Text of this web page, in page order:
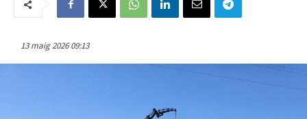
13 maig 2026 09:13